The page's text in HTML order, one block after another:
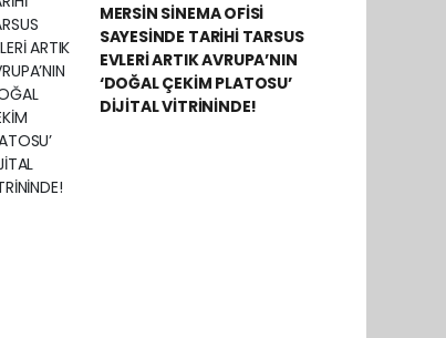
MERSİN SİNEMA OFİSİ
SAYESİNDE TARİHİ TARSUS
EVLERİ ARTIK AVRUPA’NIN
‘DOĞAL ÇEKİM PLATOSU’
DİJİTAL VİTRİNİNDE!